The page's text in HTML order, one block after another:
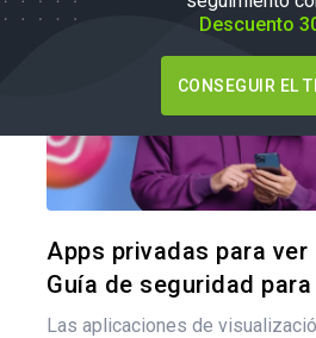
Descuento
CONSEGUIR EL
Apps privadas para ver
Guía de seguridad
Las aplicaciones de